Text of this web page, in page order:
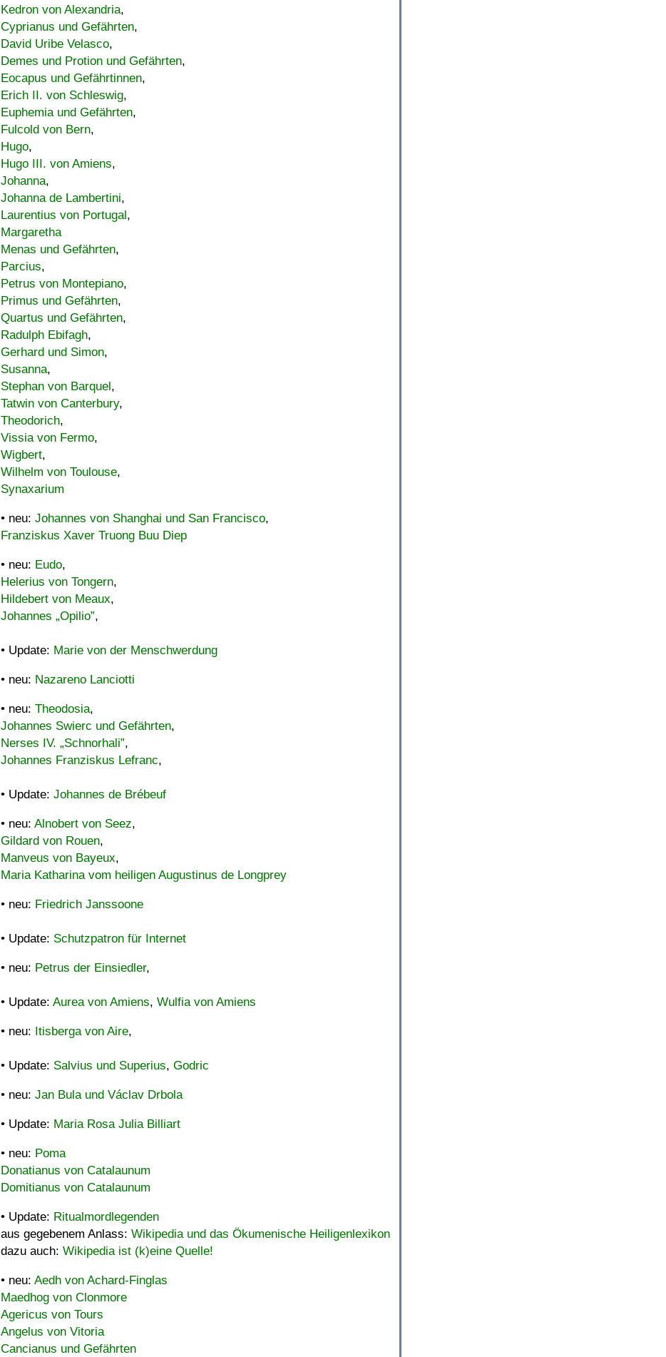
Kedron von Alexandria,
Cyprianus und Gefährten,
David Uribe Velasco,
Demes und Protion und Gefährten,
Eocapus und Gefährtinnen,
Erich II. von Schleswig,
Euphemia und Gefährten,
Fulcold von Bern,
Hugo,
Hugo III. von Amiens,
Johanna,
Johanna de Lambertini,
Laurentius von Portugal,
Margaretha
Menas und Gefährten,
Parcius,
Petrus von Montepiano,
Primus und Gefährten,
Quartus und Gefährten,
Radulph Ebifagh,
Gerhard und Simon,
Susanna,
Stephan von Barquel,
Tatwin von Canterbury,
Theodorich,
Vissia von Fermo,
Wigbert,
Wilhelm von Toulouse,
Synaxarium
• neu: Johannes von Shanghai und San Francisco,
Franziskus Xaver Truong Buu Diep
• neu: Eudo,
Helerius von Tongern,
Hildebert von Meaux,
Johannes „Opilio”,
• Update: Marie von der Menschwerdung
• neu: Nazareno Lanciotti
• neu: Theodosia,
Johannes Swierc und Gefährten,
Nerses IV. „Schnorhali”,
Johannes Franziskus Lefranc,
• Update: Johannes de Brébeuf
• neu: Alnobert von Seez,
Gildard von Rouen,
Manveus von Bayeux,
Maria Katharina vom heiligen Augustinus de Longprey
• neu: Friedrich Janssoone
• Update: Schutzpatron für Internet
• neu: Petrus der Einsiedler,
• Update: Aurea von Amiens, Wulfia von Amiens
• neu: Itisberga von Aire,
• Update: Salvius und Superius, Godric
• neu: Jan Bula und Václav Drbola
• Update: Maria Rosa Julia Billiart
• neu: Poma
Donatianus von Catalaunum
Domitianus von Catalaunum
• Update: Ritualmordlegenden
aus gegebenem Anlass: Wikipedia und das Ökumenische Heiligenlexikon
dazu auch: Wikipedia ist (k)eine Quelle!
• neu: Aedh von Achard-Finglas
Maedhog von Clonmore
Agericus von Tours
Angelus von Vitoria
Cancianus und Gefährten